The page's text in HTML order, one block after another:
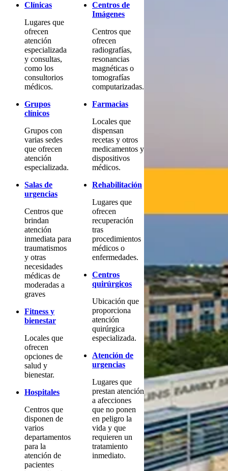
Clínicas
Lugares que
ofrecen
atención
especializada
y consultas,
como los
consultorios
médicos.
Grupos
clínicos
Grupos con
varias sedes
que ofrecen
atención
especializada.
Salas de
urgencias
Centros que
brindan
atención
inmediata para
traumatismos
y otras
necesidades
médicas de
moderadas a
graves
Fitness y
bienestar
Locales que
ofrecen
opciones de
salud y
bienestar.
Hospitales
Centros que
disponen de
varios
departamentos
para la
atención de
pacientes
Centros de
Imágenes
Centros que
ofrecen
radiografías,
resonancias
magnéticas o
tomografías
computarizadas.
Farmacias
Locales que
dispensan
recetas y otros
medicamentos y
dispositivos
médicos.
Rehabilitación
Lugares que
ofrecen
recuperación
tras
procedimientos
médicos o
enfermedades.
Centros
quirúrgicos
Ubicación que
proporciona
atención
quirúrgica
especializada.
Atención de
urgencias
Lugares que
prestan atención
a afecciones
que no ponen
en peligro la
vida y que
requieren un
tratamiento
inmediato.